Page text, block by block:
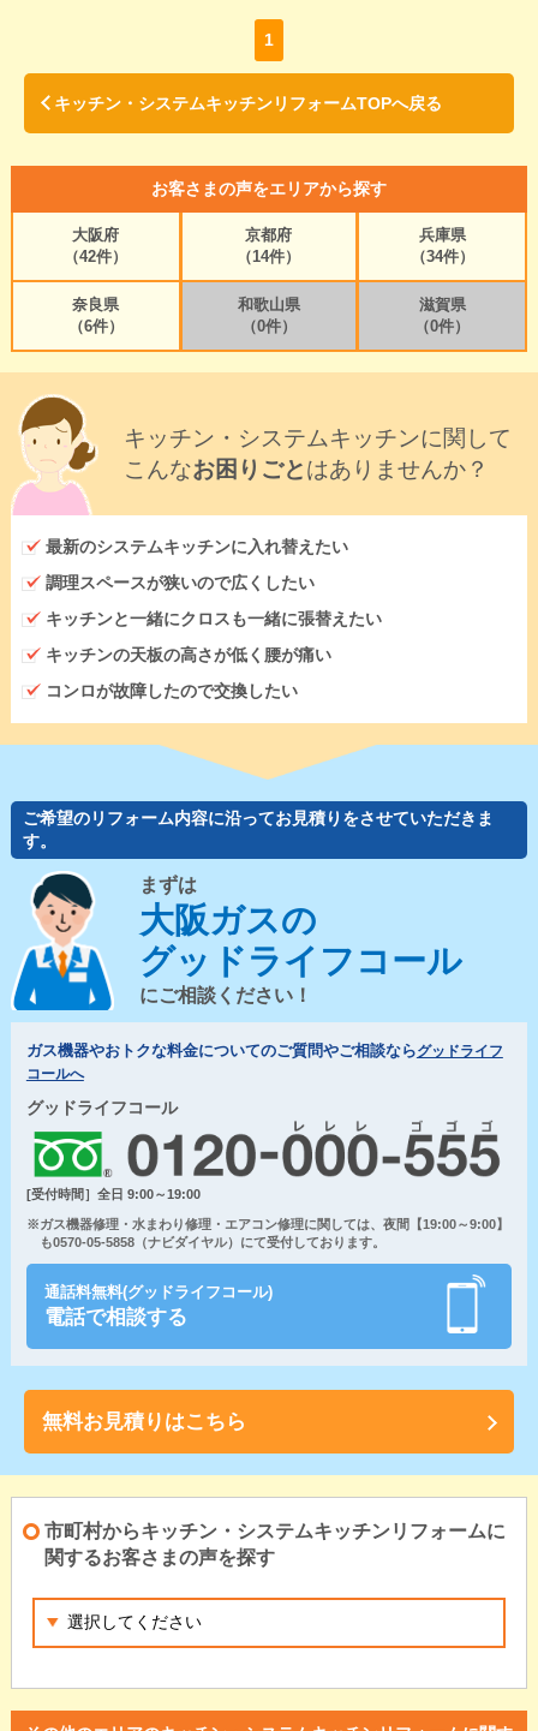
1
キッチン・システムキッチンリフォームTOPへ戻る
お客さまの声をエリアから探す
大阪府
（42件）
京都府
（14件）
兵庫県
（34件）
奈良県
（6件）
和歌山県
（0件）
滋賀県
（0件）
キッチン・システムキッチンに関して
こんなお困りごとはありませんか？
最新のシステムキッチンに入れ替えたい
調理スペースが狭いので広くしたい
キッチンと一緒にクロスも一緒に張替えたい
キッチンの天板の高さが低く腰が痛い
コンロが故障したので交換したい
ご希望のリフォーム内容に沿ってお見積りをさせていただきま
す。
まずは
大阪ガスの
グッドライフコール
にご相談ください！
ガス機器やおトクな料金についてのご質問やご相談ならグッドライフ
コールへ
グッドライフコール
[受付時間］全日 9:00～19:00
※ガス機器修理・水まわり修理・エアコン修理に関しては、夜間【19:00～9:00】
も0570-05-5858（ナビダイヤル）にて受付しております。
通話料無料(グッドライフコール)
電話で相談する
無料お見積りはこちら
市町村からキッチン・システムキッチンリフォームに
関するお客さまの声を探す